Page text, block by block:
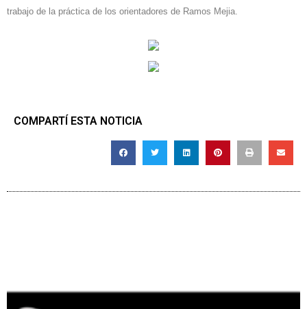
trabajo de la práctica de los orientadores de Ramos Mejia.
COMPARTÍ ESTA NOTICIA